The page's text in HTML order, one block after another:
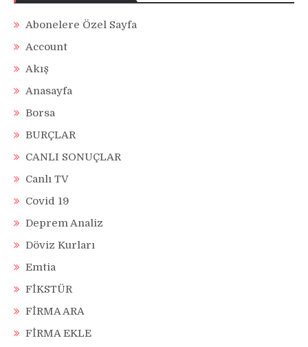
Abonelere Özel Sayfa
Account
Akış
Anasayfa
Borsa
BURÇLAR
CANLI SONUÇLAR
Canlı TV
Covid 19
Deprem Analiz
Döviz Kurları
Emtia
FİKSTÜR
FİRMA ARA
FİRMA EKLE